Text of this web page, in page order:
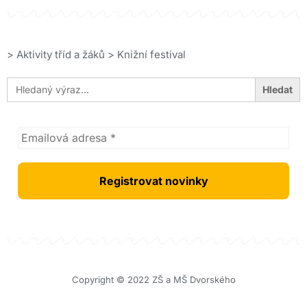
> Aktivity tříd a žáků > Knižní festival
Search
for:
Copyright © 2022 ZŠ a MŠ Dvorského